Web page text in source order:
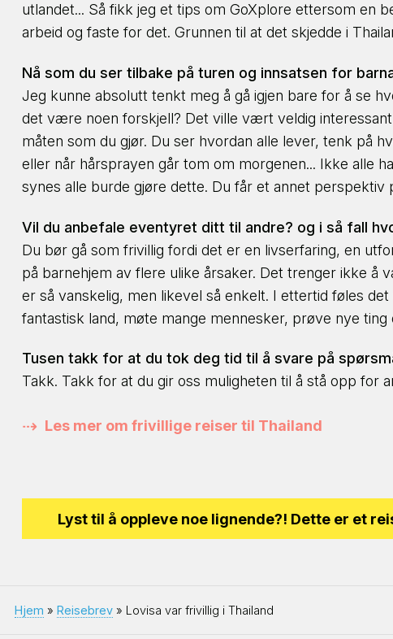
utlandet... Så fikk jeg et tips om GoXplore ettersom en
arbeid og faste for det. Grunnen til at det skjedde i
Nå som du ser tilbake på turen og innsatsen for
Jeg kunne absolutt tenkt meg å gå igjen bare for å se
det være noen forskjell? Det ville vært veldig
måten som du gjør. Du ser hvordan alle lever, tenk på
eller når hårsprayen går tom om morgenen... Ikke alle
synes alle burde gjøre dette. Du får et annet perspektiv
Vil du anbefale eventyret ditt til andre? og i så fall
Du bør gå som frivillig fordi det er en livserfaring, en
på barnehjem av flere ulike årsaker. Det trenger ikke å
er så vanskelig, men likevel så enkelt. I ettertid føles
fantastisk land, møte mange mennesker, prøve nye
Tusen takk for at du tok deg tid til å svare på
Takk. Takk for at du gir oss muligheten til å stå opp for
Les mer om frivillige reiser til Thailand
Lyst til å oppleve noe lignende?! Dette er et
Hjem » Reisebrev » Lovisa var frivillig i Thailand